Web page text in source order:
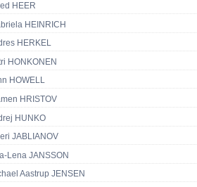
HEER
HEINRICH
HERKEL
HONKONEN
HOWELL
HRISTOV
HUNKO
JABLIANOV
Lena JANSSON
Aastrup JENSEN